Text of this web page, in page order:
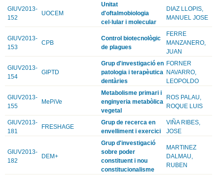
GIUV2013-
152
UOCEM
Unitat
d'oftalmobiologia
cel·lular i molecular
DIAZ LLOPIS,
MANUEL JOSE
GIUV2013-
153
CPB
Control biotecnològic
de plagues
FERRE
MANZANERO,
JUAN
GIUV2013-
154
GIPTD
Grup d'investigació en
patologia i terapèutica
dentàries
FORNER
NAVARRO,
LEOPOLDO
GIUV2013-
155
MePiVe
Metabolisme primari i
enginyeria metabòlica
vegetal
ROS PALAU,
ROQUE LUIS
GIUV2013-
181
FRESHAGE
Grup de recerca en
envelliment i exercici
VIÑA RIBES,
JOSE
GIUV2013-
182
DEM+
Grup d'investigació
sobre poder
constituent i nou
constitucionalisme
MARTINEZ
DALMAU,
RUBEN